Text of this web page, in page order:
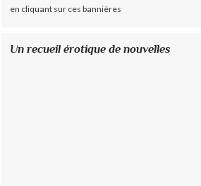
en cliquant sur ces bannières
Un recueil érotique de nouvelles